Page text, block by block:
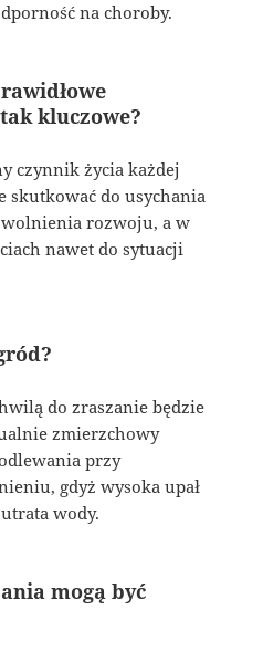
na choroby.
kluczowe?
czynnik życia każdej
skutkować do usychania
rozwoju, a w
nawet do sytuacji
do zraszanie będzie
zmierzchowy
przy
gdyż wysoka upał
wody.
mogą być